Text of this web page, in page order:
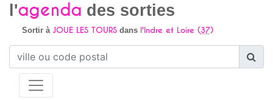
l'agenda des sorties
Sortir à JOUE LES TOURSdans l'Indre et Loire (37)